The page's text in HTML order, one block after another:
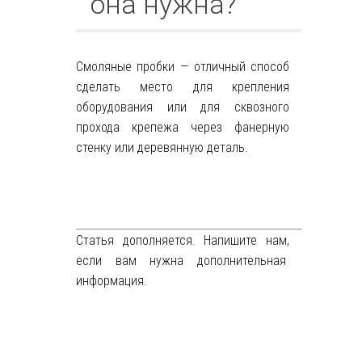
Смоляные пробки — отличный способ
сделать место для крепления
оборудования или для сквозного
прохода крепежа через фанерную
стенку или деревянную деталь.
Статья дополняется. Напишите нам,
если вам нужна дополнительная
информация.